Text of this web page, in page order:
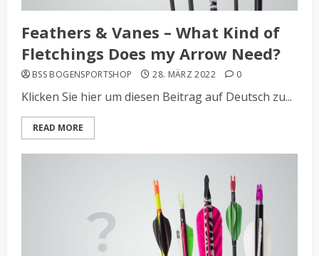
Feathers & Vanes – What Kind of
Fletchings Does my Arrow Need?
BSS BOGENSPORTSHOP 28. MÄRZ 2022 0
Klicken Sie hier um diesen Beitrag auf Deutsch zu...
READ MORE